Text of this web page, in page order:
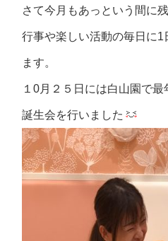
さて今月もあっという間に
行事や楽しい活動の毎日に
ます。
１0月２５日には白山園で
誕生会を行いました